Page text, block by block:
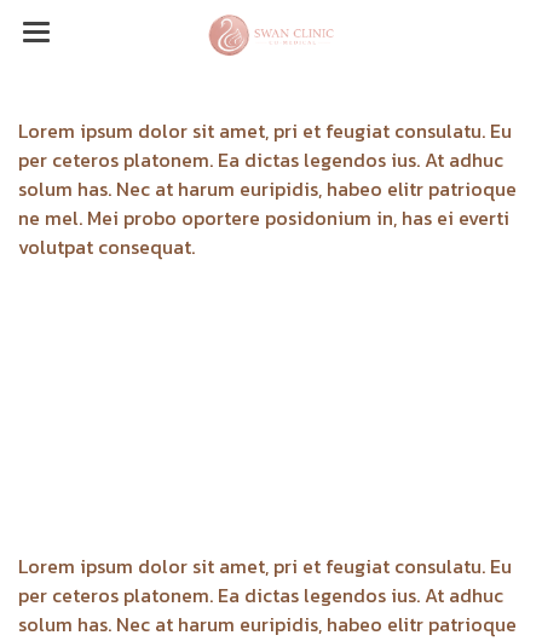
Lorem ipsum dolor sit amet, pri et feugiat consulatu. Eu
per ceteros platonem. Ea dictas legendos ius. At adhuc
solum has. Nec at harum euripidis, habeo elitr patrioque
ne mel. Mei probo oportere posidonium in, has ei everti
volutpat consequat.
Lorem ipsum dolor sit amet, pri et feugiat consulatu. Eu
per ceteros platonem. Ea dictas legendos ius. At adhuc
solum has. Nec at harum euripidis, habeo elitr patrioque